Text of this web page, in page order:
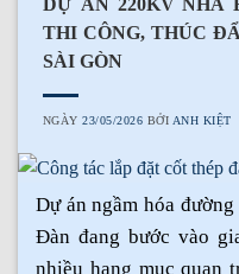
THI CÔNG, THÚC
SÀI GÒN
NGÀY23/05/2026 BỞI ANH KIỆT
Dự án ngầm hóa
Đàn đang bước vào
nhiều hạng mục quan